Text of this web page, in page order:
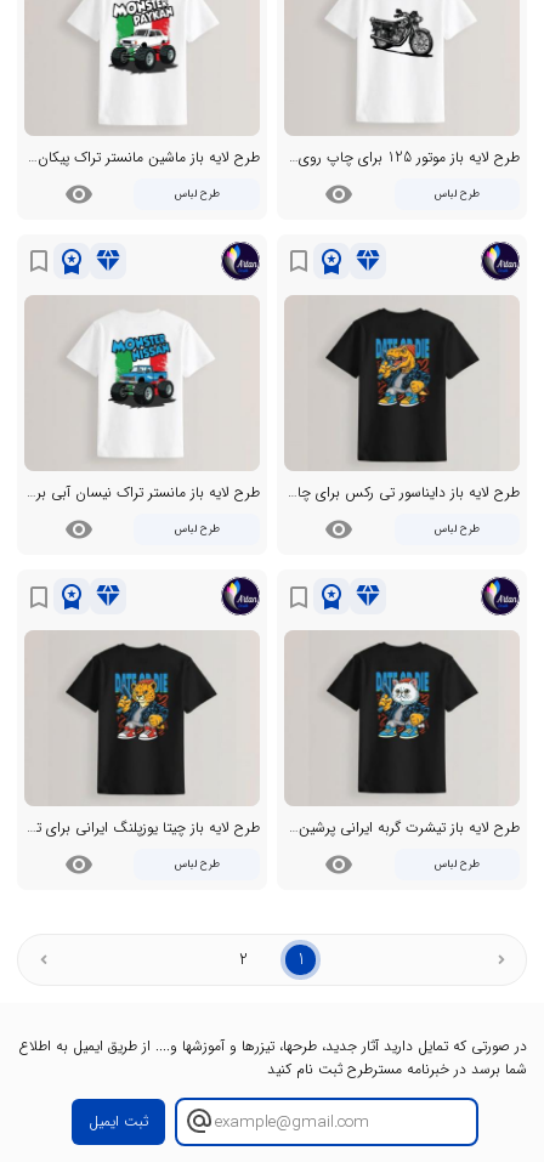
طرح لایه باز موتور 125 برای چاپ روی تیشرت
طرح لباس visibility
طرح لایه باز ماشین مانستر تراک پیکان برای چاپ روی تیشرت
طرح لباس visibility
diamond
workspace_premium
bookmark_border
طرح لایه باز دایناسور تی رکس برای چاپ روی تیشرت
طرح لباس visibility
diamond
workspace_premium
bookmark_border
طرح لایه باز مانستر تراک نیسان آبی برای چاپ روی تیشرت
طرح لباس visibility
diamond
workspace_premium
bookmark_border
طرح لایه باز تیشرت گربه ایرانی پرشین کت
طرح لباس visibility
diamond
workspace_premium
bookmark_border
طرح لایه باز چیتا یوزپلنگ ایرانی برای تیشرت
طرح لباس visibility
1
2
در صورتی که تمایل دارید آثار جدید، طرحها، تیزرها و آموزشها و.... از طریق ایمیل به اطلاع
شما برسد در خبرنامه مسترطرح ثبت نام کنید
ثبت ایمیل